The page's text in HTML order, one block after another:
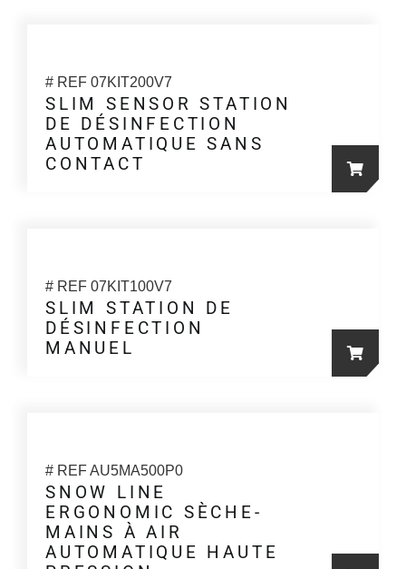
# REF 07KIT200V7
SLIM SENSOR STATION
DE DÉSINFECTION
AUTOMATIQUE SANS
CONTACT
# REF 07KIT100V7
SLIM STATION DE
DÉSINFECTION
MANUEL
# REF AU5MA500P0
SNOW LINE
ERGONOMIC SÈCHE-
MAINS À AIR
AUTOMATIQUE HAUTE